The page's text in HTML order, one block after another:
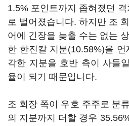
1.5% 포인트까지 좁혀졌던
로 벌어졌습니다. 하지만 조
어에 긴장을 늦출 수는 없는
한 한진칼 지분(10.58%)을 언
각한 지분을 호반 측이 사들
율이 되기 때문입니다.
조 회장 쪽이 우호 주주로 분
의 지분까지 더할 경우